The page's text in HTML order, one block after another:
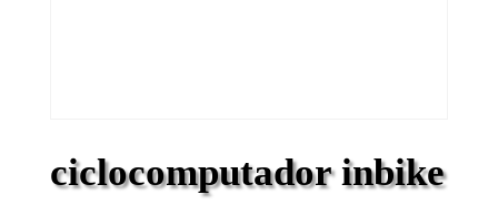
ciclocomputador inbike